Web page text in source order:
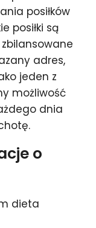
posiłków
posiłki są
adres,
jeden z
możliwość
dnia
o
dieta